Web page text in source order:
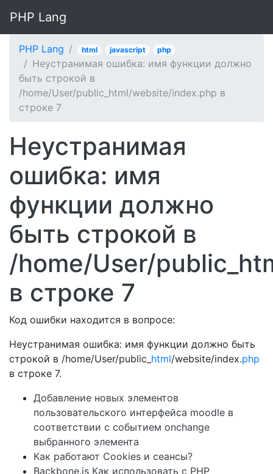
PHP Lang
PHP Lang html javascript php
Неустранимая ошибка: имя функции должно
быть строкой в ​​
/home/User/public_html/website/index.php в
строке 7
Неустранимая
ошибка: имя
функции должно
быть строкой в ​​
/home/User/
в строке 7
Код ошибки находится в вопросе:
Неустранимая ошибка: имя функции должно быть
строкой в ​​/home/User/public_ html/website/index.php
в строке 7.
Добавление новых элементов
пользовательского интерфейса moodle в
соответствии с событием onchange
выбранного элемента
Как работают Cookies и сеансы?
Backbone.js Как использовать с PHP